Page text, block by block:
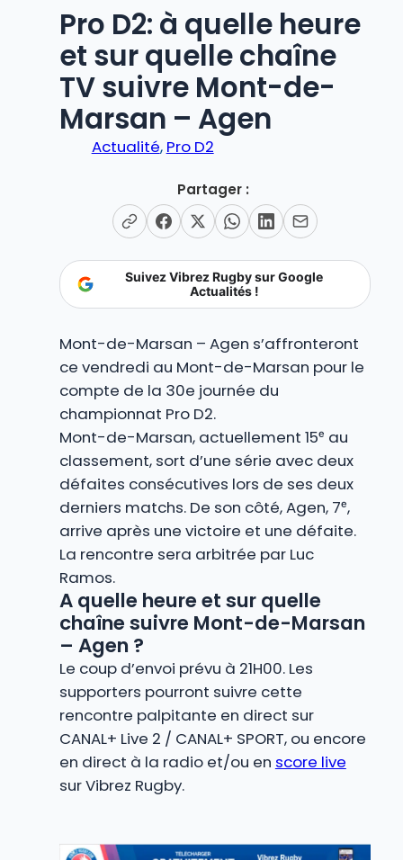
Pro D2: à quelle heure
et sur quelle chaîne
TV suivre Mont-de-
Marsan – Agen
Actualité, Pro D2
Partager :
Suivez Vibrez Rugby sur Google
Actualités !
Mont-de-Marsan – Agen s’affronteront
ce vendredi au Mont-de-Marsan pour le
compte de la 30e journée du
championnat Pro D2.
Mont-de-Marsan, actuellement 15ᵉ au
classement, sort d’une série avec deux
défaites consécutives lors de ses deux
derniers matchs. De son côté, Agen, 7ᵉ,
arrive après une victoire et une défaite.
La rencontre sera arbitrée par Luc
Ramos.
A quelle heure et sur quelle
chaîne suivre Mont-de-Marsan
– Agen ?
Le coup d’envoi prévu à 21H00. Les
supporters pourront suivre cette
rencontre palpitante en direct sur
CANAL+ Live 2 / CANAL+ SPORT, ou encore
en direct à la radio et/ou en score live
sur Vibrez Rugby.